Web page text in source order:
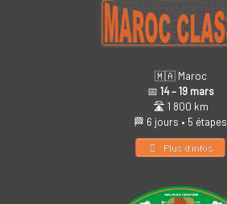
🇲🇦 Maroc
📅 14 – 19 mars
🛣️ 1 800 km
🏁 6 jours • 5 étapes
Plus d’infos